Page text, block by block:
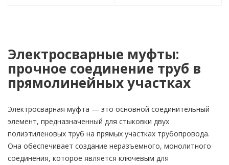
Электросварные муфты:
прочное соединение труб в
прямолинейных участках
Электросварная муфта — это основной соединительный
элемент, предназначенный для стыковки двух
полиэтиленовых труб на прямых участках трубопровода.
Она обеспечивает создание неразъемного, монолитного
соединения, которое является ключевым для